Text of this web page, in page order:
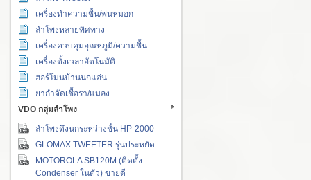
เครื่องทำความชื้น/พ่นหมอก
ลำโพงหลายทิศทาง
เครื่องควบคุมอุณหภูมิ/ความชื้น
เครื่องตั้งเวลาอัตโนมัติ
ฮอร์โมนบ้านนกแอ่น
ยากำจัดเชื้อรา/แมลง
VDO กลุ่มลำโพง
ลำโพงดึงนกระหว่างชั้น HP-2000
GLOMAX TWEETER รุ่นประหยัด
MOTOROLA SB120M (ติดตั้ง
Condenser ในตัว) ขายดี